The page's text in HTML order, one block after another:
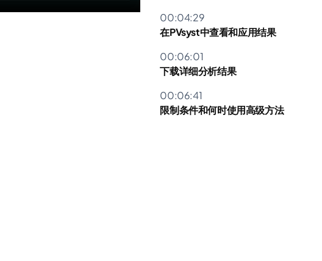
00:04:29
在PVsyst中查看和应用结果
00:06:01
下载详细分析结果
00:06:41
限制条件和何时使用高级方法